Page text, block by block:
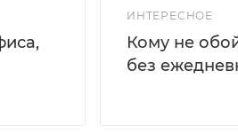
ИНТЕРЕСНОЕ
Кому не
без